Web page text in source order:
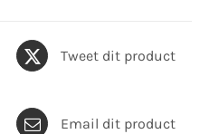
Tweet dit product
Email dit product